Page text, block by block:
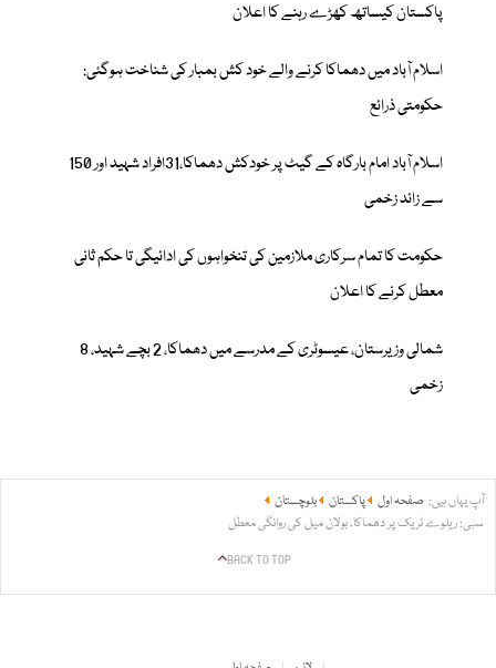
پاکستان کیساتھ کھڑے رہنے کا اعلان
اسلام آباد میں دھماکا کرنے والے خود کش بمبار کی شناخت ہوگئی:
حکومتی ذرائع
اسلام آباد امام بارگاہ کے گیٹ پر خودکش دھماکا،31افراد شہید اور 150
سے زائد زخمی
حکومت کا تمام سرکاری ملازمین کی تنخواہوں کی ادائیگی تا حکم ثانی
معطل کرنے کا اعلان
شمالی وزیرستان، عیسوٹری کے مدرسے میں دھماکا، 2 بچے شہید، 8
زخمی
آپ یہاں ہیں: صفحہ اول پاکستان
بلوچستان
سبی: ریلوے ٹریک پر دھماکا، بولان میل کی روانگی معطل
BACK TO TOP